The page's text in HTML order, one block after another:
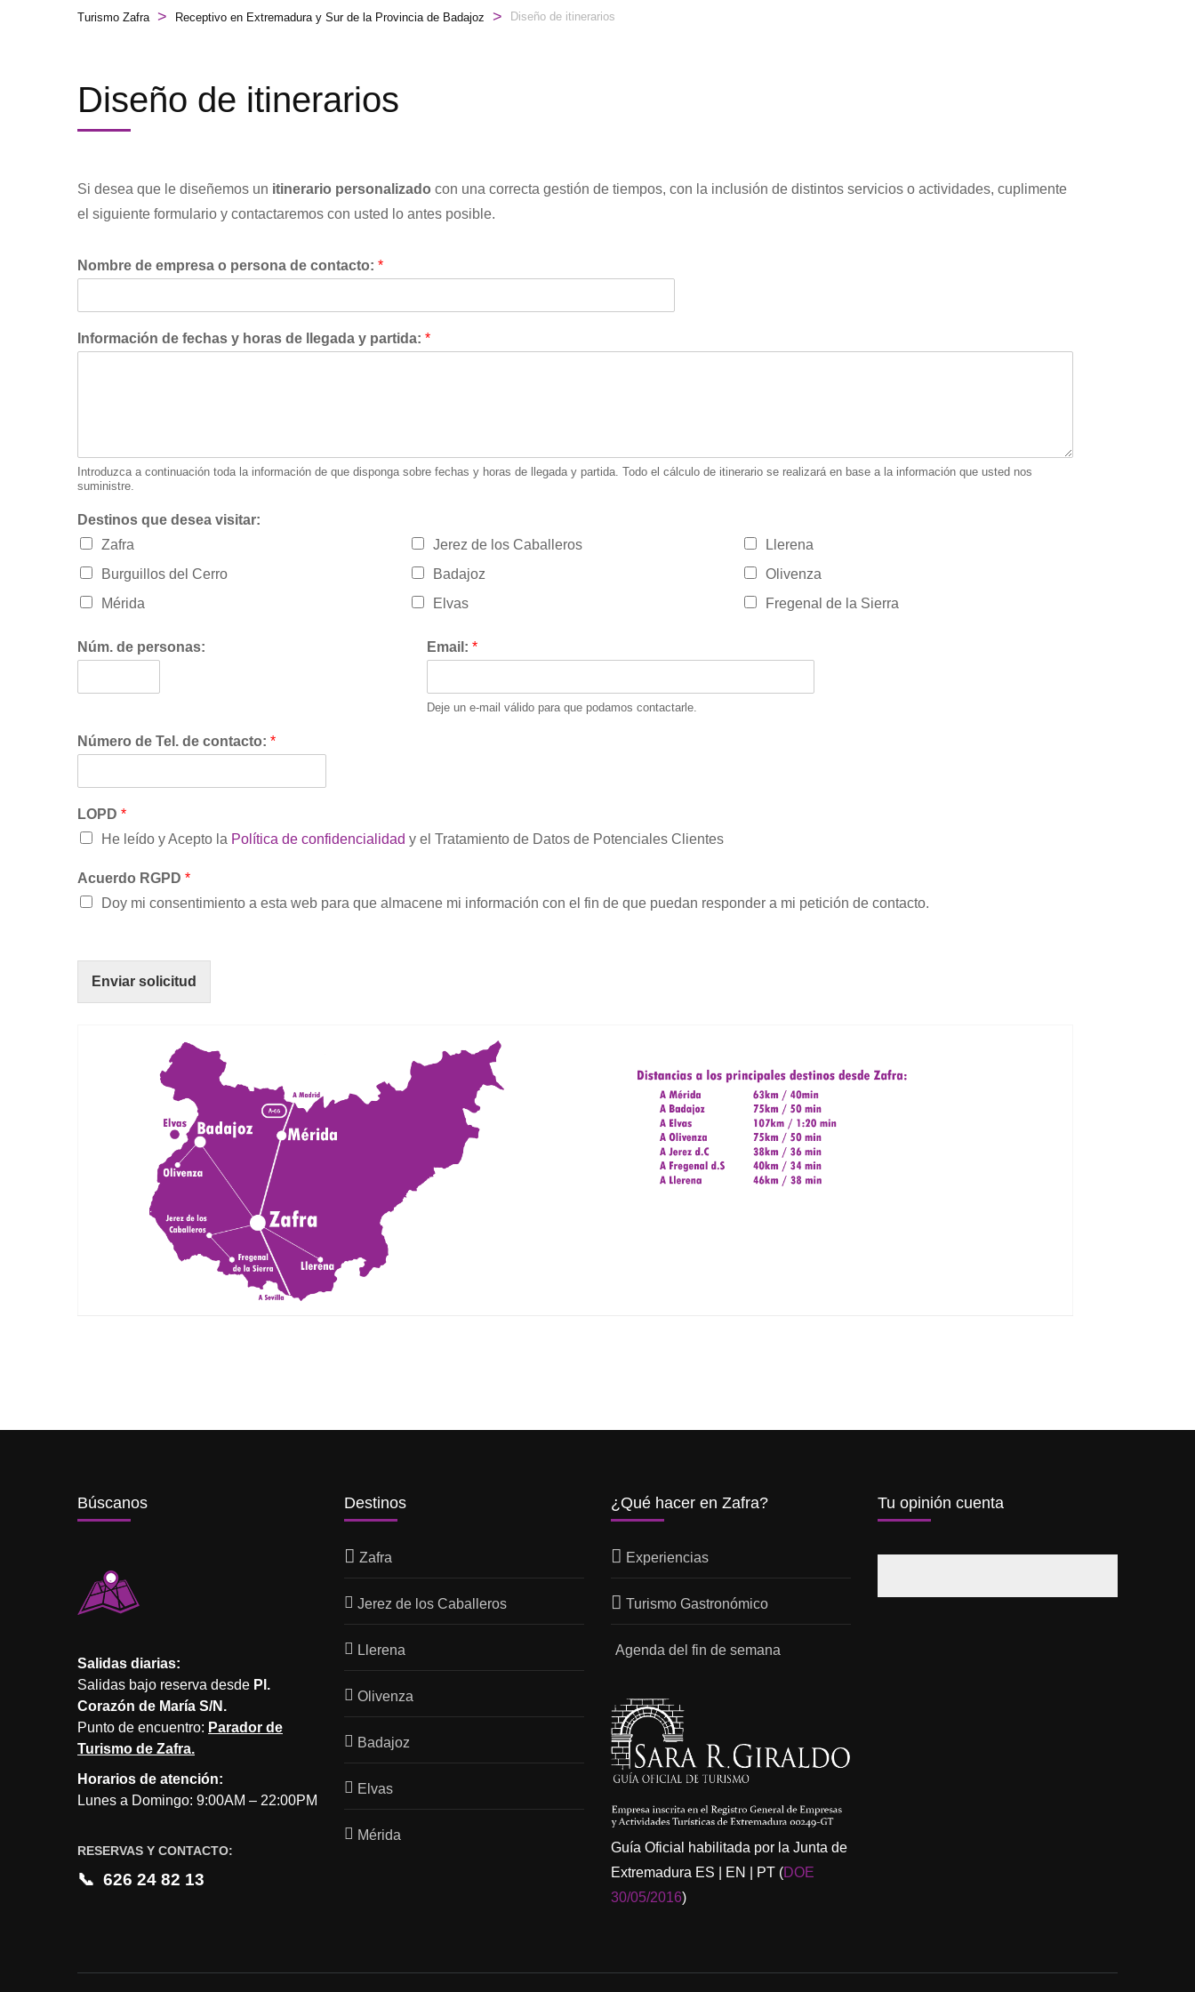
Turismo Zafra > Receptivo en Extremadura y Sur de la Provincia de Badajoz > Diseño de itinerarios
Diseño de itinerarios
Si desea que le diseñemos un itinerario personalizado con una correcta gestión de tiempos, con la inclusión de distintos servicios o actividades, cuplimente
el siguiente formulario y contactaremos con usted lo antes posible.
Nombre de empresa o persona de contacto: *
Información de fechas y horas de llegada y partida: *
Introduzca a continuación toda la información de que disponga sobre fechas y horas de llegada y partida. Todo el cálculo de itinerario se realizará en base a la información que usted nos
suministre.
Destinos que desea visitar:
Zafra
Jerez de los Caballeros
Llerena
Burguillos del Cerro
Badajoz
Olivenza
Mérida
Elvas Fregenal de la Sierra
Núm. de personas: Email:*
Deje un e-mail válido para que podamos contactarle.
Número de Tel. de contacto: *
LOPD *
He leído y Acepto la Política de confidencialidad y el Tratamiento de Datos de Potenciales Clientes
Acuerdo RGPD *
Doy mi consentimiento a esta web para que almacene mi información con el fin de que puedan responder a mi petición de contacto.
Enviar solicitud
Búscanos
Salidas diarias:
Salidas bajo reserva desde Pl.
Corazón de María S/N.
Punto de encuentro: Parador de
Turismo de Zafra.
Horarios de atención:
Lunes a Domingo: 9:00AM – 22:00PM
RESERVAS Y CONTACTO:
📞 626 24 82 13
Destinos
Zafra
Jerez de los Caballeros
Llerena
Olivenza
Badajoz
Elvas
Mérida
¿Qué hacer en Zafra?
Experiencias
Turismo Gastronómico
Agenda del fin de semana
Guía Oficial habilitada por la Junta de
Extremadura ES | EN | PT (DOE
30/05/2016)
Tu opinión cuenta